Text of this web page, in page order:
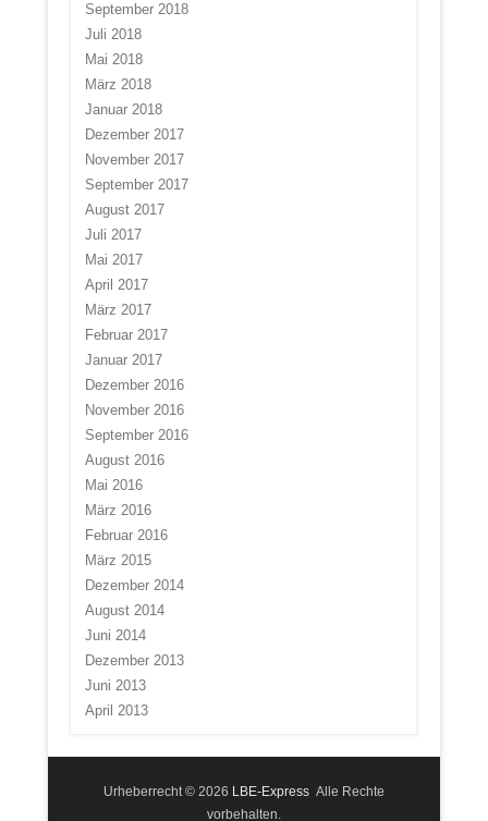
September 2018
Juli 2018
Mai 2018
März 2018
Januar 2018
Dezember 2017
November 2017
September 2017
August 2017
Juli 2017
Mai 2017
April 2017
März 2017
Februar 2017
Januar 2017
Dezember 2016
November 2016
September 2016
August 2016
Mai 2016
März 2016
Februar 2016
März 2015
Dezember 2014
August 2014
Juni 2014
Dezember 2013
Juni 2013
April 2013
Urheberrecht © 2026 LBE-Express Alle Rechte
vorbehalten.